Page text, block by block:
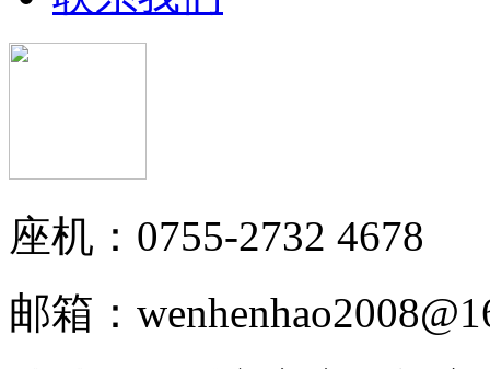
座机：0755-2732 4678
邮箱：